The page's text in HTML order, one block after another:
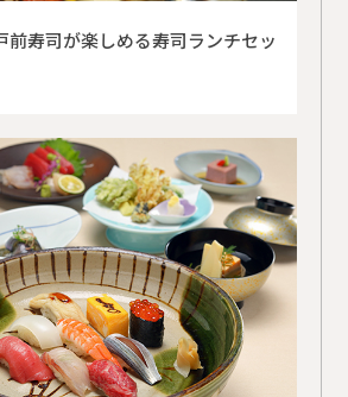
前寿司が楽しめる寿司ランチセッ